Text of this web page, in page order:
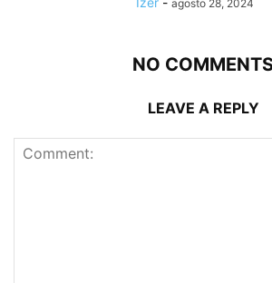
agosto 28, 2024
NO
LEAVE A REPLY